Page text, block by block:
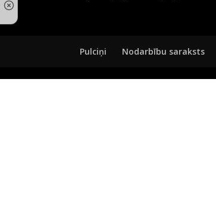
Pulciņi Nodarbību saraksts